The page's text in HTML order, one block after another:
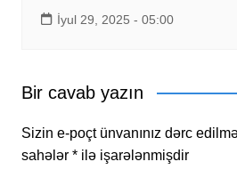
İyul 29, 2025 - 05:00
Bir cavab yazın
Sizin e-poçt ünvanınız dərc
sahələr *ilə işarələnmişdir